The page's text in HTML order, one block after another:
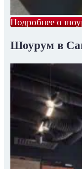
Подробнее о
Шоурум в